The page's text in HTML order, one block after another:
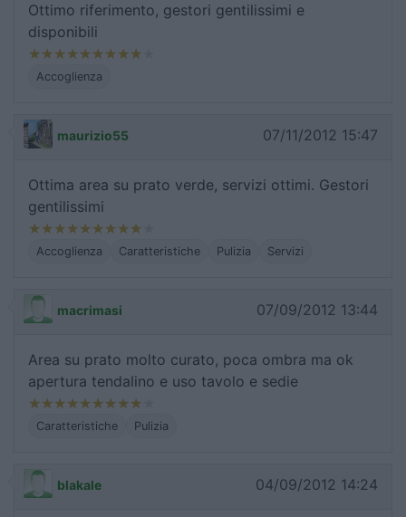
Ottimo riferimento, gestori gentilissimi e
disponibili
Accoglienza
maurizio55 07/11/2012 15:47
Ottima area su prato verde, servizi ottimi. Gestori
gentilissimi
Accoglienza Caratteristiche Pulizia Servizi
macrimasi 07/09/2012 13:44
Area su prato molto curato, poca ombra ma ok
apertura tendalino e uso tavolo e sedie
Caratteristiche Pulizia
blakale 04/09/2012 14:24